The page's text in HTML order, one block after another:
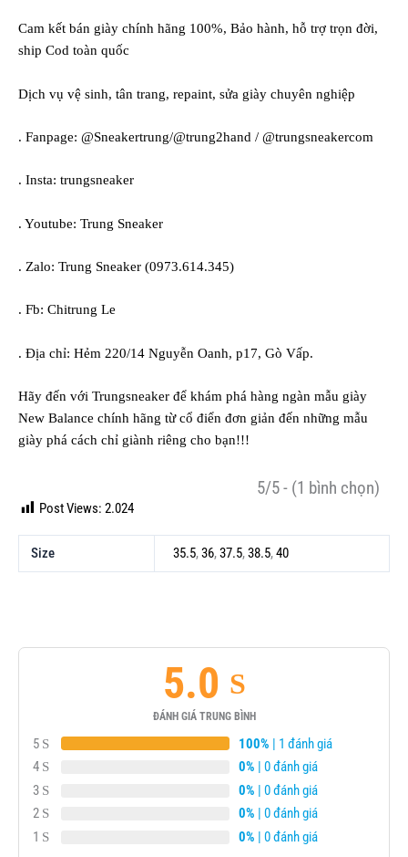
Cam kết bán giày chính hãng 100%, Bảo hành, hỗ trợ trọn đời,
ship Cod toàn quốc
Dịch vụ vệ sinh, tân trang, repaint, sửa giày chuyên nghiệp
. Fanpage: @Sneakertrung/@trung2hand / @trungsneakercom
. Insta: trungsneaker
. Youtube: Trung Sneaker
. Zalo: Trung Sneaker (0973.614.345)
. Fb: Chitrung Le
. Địa chỉ: Hẻm 220/14 Nguyễn Oanh, p17, Gò Vấp.
Hãy đến với Trungsneaker để khám phá hàng ngàn mẫu giày
New Balance chính hãng từ cổ điển đơn giản đến những mẫu
giày phá cách chỉ giành riêng cho bạn!!!
5/5 - (1 bình chọn)
Post Views: 2.024
Size 35.5,36,37.5,38.5,40
5.0
ĐÁNH GIÁ TRUNG BÌNH
5 100% | 1 đánh giá
4
0% | 0 đánh giá
3
0% | 0 đánh giá
2
0% | 0 đánh giá
1
0% | 0 đánh giá